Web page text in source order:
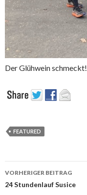
Der Glühwein schmeckt!
FEATURED
Beitrags-
Navigation
VORHERIGER BEITRAG
24 Stundenlauf Susice